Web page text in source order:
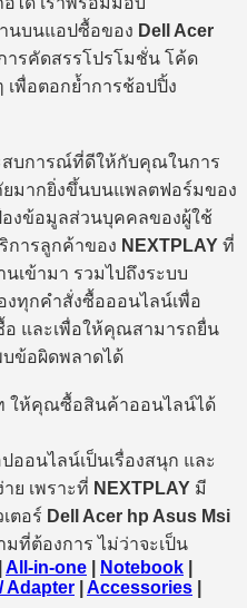
นบนแอปซื้อของ Dell Acer
ารคัดสรรโปรโมชั่น โค้ด
เพื่อตอกย้ำการช้อปปิ้ง
บการณ์ที่ดีให้กับคุณในการ
มากยิ่งขึ้นบนแพลตฟอร์มของ
องข้อมูลส่วนบุคคลของผู้ใช้
การลูกค้าของ NEXTPLAY ที่
เข้ามา รวมไปถึงระบบ
ทุกคำสั่งซื้อออนไลน์เพื่อ
และเพื่อให้คุณสามารถยื่น
ข้อผิดพลาดได้
ให้คุณซื้อสินค้าออนไลน์ได้
อนไลน์เป็นเรื่องสนุก และ
ย เพราะที่ NEXTPLAY มี
ตอร์ Dell Acer hp Asus Msi
ที่ต้องการ ไม่ว่าจะเป็น
All-in-one Notebook
Adapter Accessories